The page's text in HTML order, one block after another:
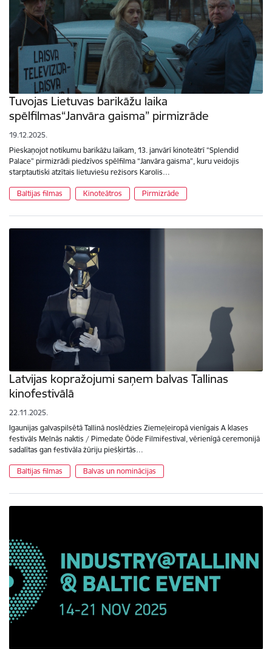
Tuvojas Lietuvas barikāžu laika
spēlfilmas“Janvāra gaisma” pirmizrāde
19.12.2025.
Pieskaņojot notikumu barikāžu laikam, 13. janvārī kinoteātrī “Splendid
Palace” pirmizrādi piedzīvos spēlfilma “Janvāra gaisma”, kuru veidojis
starptautiski atzītais lietuviešu režisors Karolis…
Baltijas filmas Kinoteātros Pirmizrāde
Latvijas kopražojumi saņem balvas Tallinas
kinofestivālā
22.11.2025.
Igaunijas galvaspilsētā Tallinā noslēdzies Ziemeļeiropā vienīgais A klases
festivāls Melnās naktis / Pimedate Ööde Filmifestival, vērienīgā ceremonijā
sadalītas gan festivāla žūriju piešķirtās…
Baltijas filmas Balvas un nominācijas